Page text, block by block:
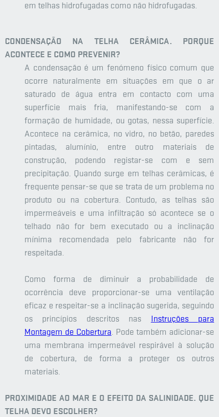
em telhas hidrofugadas como não hidrofugadas.
CONDENSAÇÃO NA TELHA CERÂMICA. PORQUE
ACONTECE E COMO PREVENIR?
A condensação é um fenómeno físico comum que
ocorre naturalmente em situações em que o ar
saturado de água entra em contacto com uma
superfície mais fria, manifestando-se com a
formação de humidade, ou gotas, nessa superfície.
Acontece na cerâmica, no vidro, no betão, paredes
pintadas, alumínio, entre outro materiais de
construção, podendo registar-se com e sem
precipitação. Quando surge em telhas cerâmicas, é
frequente pensar-se que se trata de um problema no
produto ou na cobertura. Contudo, as telhas são
impermeáveis e uma infiltração só acontece se o
telhado não for bem executado ou a inclinação
mínima recomendada pelo fabricante não for
respeitada.
Como forma de diminuir a probabilidade de
ocorrência deve proporcionar-se uma ventilação
eficaz e respeitar-se a inclinação sugerida, seguindo
os princípios descritos nas Instruções para
Montagem de Cobertura. Pode também adicionar-se
uma membrana impermeável respirável à solução
de cobertura, de forma a proteger os outros
materiais.
PROXIMIDADE AO MAR E O EFEITO DA SALINIDADE. QUE
TELHA DEVO ESCOLHER?